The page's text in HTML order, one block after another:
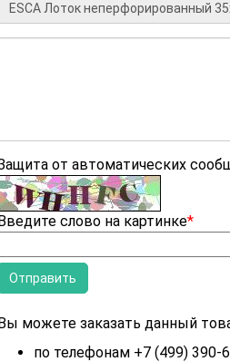
от автоматических
слово на картинке*
можете заказать данный
по телефонам +7 (499) 390-